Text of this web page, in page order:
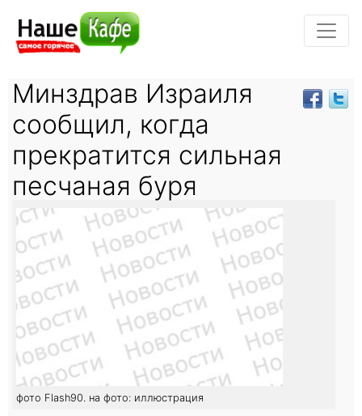
Минздрав Израиля
сообщил, когда
прекратится сильная
песчаная буря
фото Flash90. на фото: иллюстрация